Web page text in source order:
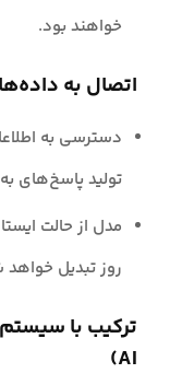
خواهند بود.
اتصال به
دسترسی به
تولید پاسخ‌های
مدل از حالت
روز تبدیل
AI)